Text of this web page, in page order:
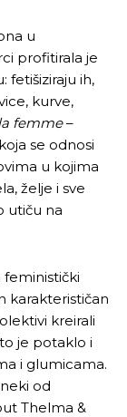
u
profitirala je
fetišiziraju ih,
kurve,
femme–
se odnosi
u kojima
želje i sve
utiču na
karakterističan
kreirali
je potaklo i
i glumicama.
od
Thelma &